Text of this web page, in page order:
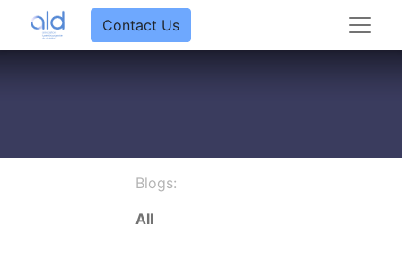
Contact Us
Blogs:
All